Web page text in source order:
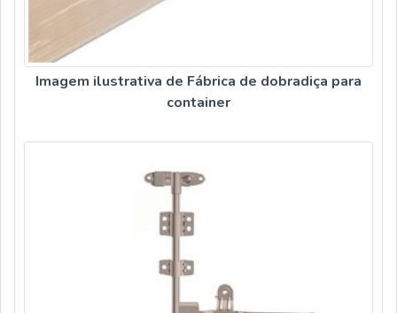
Imagem ilustrativa de Fábrica de dobradiça para
container